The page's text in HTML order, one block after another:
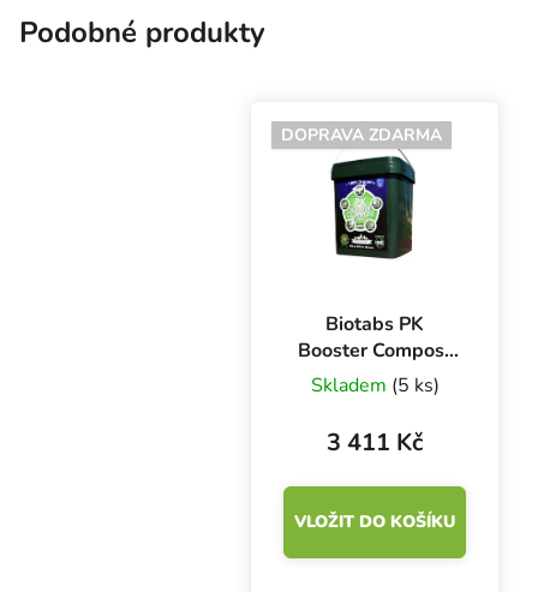
Podobné produkty
DOPRAVA ZDARMA
Biotabs PK
Booster Compost
Tea 9 l
Skladem (5 ks)
3 411 Kč
VLOŽIT DO KOŠÍKU